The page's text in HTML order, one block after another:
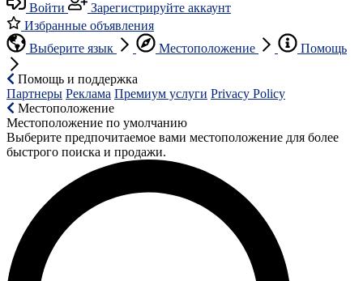
Войти
Зарегистрируйте аккаунт
Избранные объявления
Выберите язык
Местоположение Помощь
Помощь и поддержка
Партнеры Реклама Премиум услуги Privacy Policy
Местоположение
Местоположение по умолчанию
Выберите предпочитаемое вами местоположение для более
быстрого поиска и продажи.